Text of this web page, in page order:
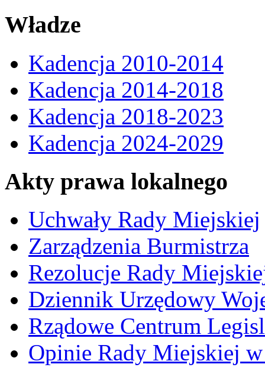
Władze
Kadencja 2010-2014
Kadencja 2014-2018
Kadencja 2018-2023
Kadencja 2024-2029
Akty prawa lokalnego
Uchwały Rady Miejskiej
Zarządzenia Burmistrza
Rezolucje Rady
Dziennik Urzędowy
Rządowe Centrum
Opinie Rady Miejskiej w